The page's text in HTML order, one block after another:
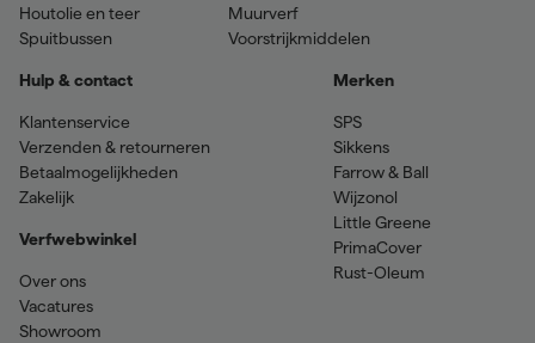
Houtolie en teer
Spuitbussen
Muurverf
Voorstrijkmiddelen
Hulp & contact
Klantenservice
Verzenden & retourneren
Betaalmogelijkheden
Zakelijk
Verfwebwinkel
Over ons
Vacatures
Showroom
Merken
SPS
Sikkens
Farrow & Ball
Wijzonol
Little Greene
PrimaCover
Rust-Oleum